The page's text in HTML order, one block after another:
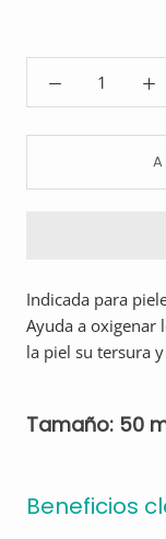
Indicada para
Ayuda a oxigenar
la piel su tersura
Tamaño: 50
Beneficios